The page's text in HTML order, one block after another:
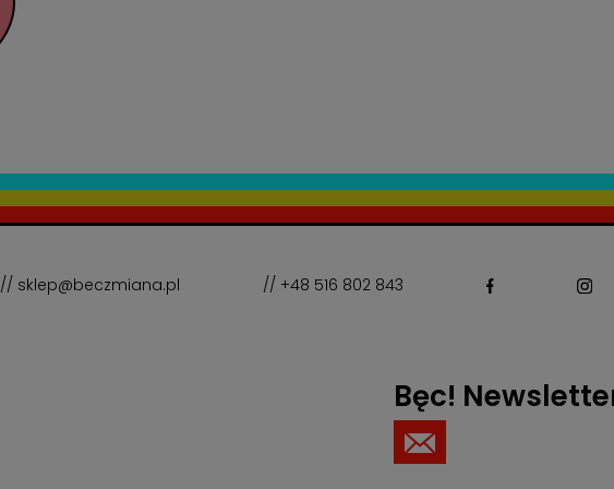
// sklep@beczmiana.pl // +48 516 802 843
Bęc!